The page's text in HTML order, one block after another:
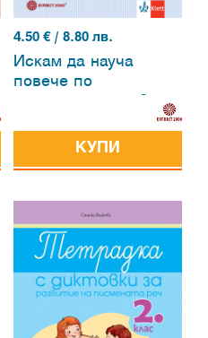
4.50€ / 8.80 лв.
Искам да науча
повече по
помагало за
КУПИ